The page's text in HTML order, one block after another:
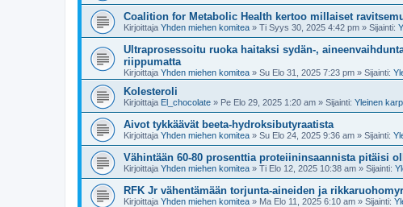
Coalition for Metabolic Health kertoo millaiset
Kirjoittaja Yhden miehen komitea » Ti Syys 30, 2025 4:42 pm » Sijainti:
Ultraprosessoitu ruoka haitaksi sydän-,
riippumatta
Kirjoittaja Yhden miehen komitea » Su Elo 31, 2025 7:23 pm » Sijainti:
Kolesteroli
Kirjoittaja El_chocolate » Pe Elo 29, 2025 1:20 am » Sijainti: Yleinen
Aivot tykkäävät beeta-hydroksibutyraatista
Kirjoittaja Yhden miehen komitea » Su Elo 24, 2025 9:36 am » Sijainti:
Vähintään 60-80 prosenttia proteiininsaannista pitäisi
Kirjoittaja Yhden miehen komitea » Ti Elo 12, 2025 10:38 am » Sijainti:
RFK Jr vähentämään torjunta-aineiden ja
Kirjoittaja Yhden miehen komitea » Ma Elo 11, 2025 6:10 am » Sijainti: